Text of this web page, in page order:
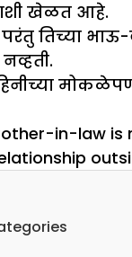
खेळत आहे.
तिच्या
in-law is